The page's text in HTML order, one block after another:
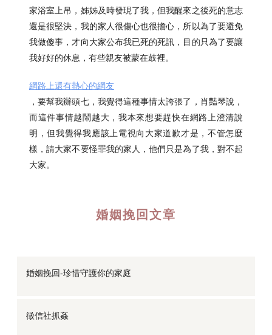
家浴室上吊，姊姊及時發現了我，但我醒來之後死的意志
還是很堅決，我的家人很傷心也很擔心，所以為了要避免
我做傻事，才向大家公布我已死的死訊，目的只為了要讓
我好好的休息，有些親友被蒙在鼓裡。
網路上還有熱心的網友
，要幫我辦頭七，我覺得這種事情太誇張了，肖豔琴說，
而這件事情越鬧越大，我本來想要趕快在網路上澄清說
明，但我覺得我應該上電視向大家道歉才是，不管怎麼
樣，請大家不要怪罪我的家人，他們只是為了我，對不起
大家。
婚姻挽回文章
婚姻挽回-珍惜守護你的家庭
徵信社抓姦